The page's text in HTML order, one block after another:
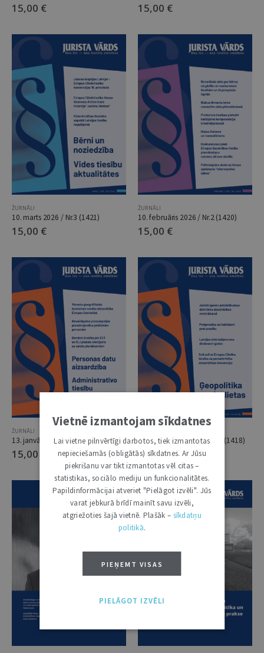
15,00 € 15,00 €
ŽURNĀLI
10. marts 2026 / Nr.3 (1421)
15,00 €
ŽURNĀLI
10. februāris 2026 / Nr.2 (1420)
15,00 €
ŽURNĀLI
13. janvāris 2026 / Nr.1 (1419)
15,00
2. decembris 2025 / Nr. 48 (1418)
15,00€
Vietnē izmantojam sīkdatnes
Lai vietne pilnvērtīgi darbotos, tiek izmantotas
nepieciešamās (obligātās) sīkdatnes. Ar Jūsu
piekrišanu var tikt izmantotas vēl citas –
statistikas, sociālo mediju un funkcionalitātes.
Papildinformācijai atveriet "Pielāgot izvēli". Jūs
varat jebkurā brīdī mainīt savu izvēli,
atgriežoties šajā vietnē. Plašāk – sīkdatņu
politikā.
PIEŅEMT VISAS
PIELĀGOT IZVĒLI